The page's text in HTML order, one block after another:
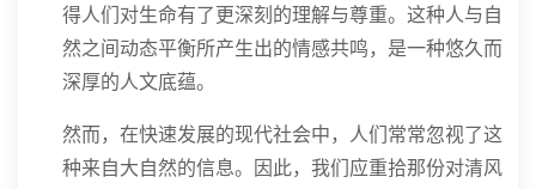
得人们对生命有了更深刻的理解与尊重。这种人与自
然之间动态平衡所产生出的情感共鸣，是一种悠久而
深厚的人文底蕴。
然而，在快速发展的现代社会中，人们常常忽视了这
种来自大自然的信息。因此，我们应重拾那份对清风